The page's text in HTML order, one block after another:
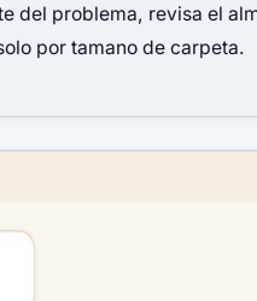
del problema, revisa el
por tamano de carpeta.